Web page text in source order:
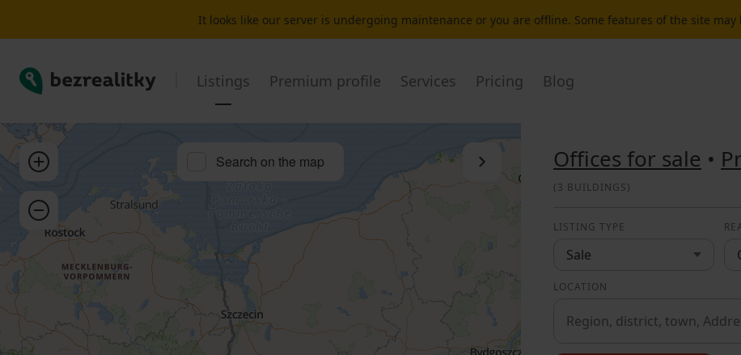
It looks like our server is undergoing maintenance or you are offline. Some features of the site
Bezrealitky Listings Premium profile Services Pricing Blog
Zoom in
Zoom out
Search on the map Close the listOffices for sale •
(3 BUILDINGS)
LISTING TYPE
Sale
LOCATION